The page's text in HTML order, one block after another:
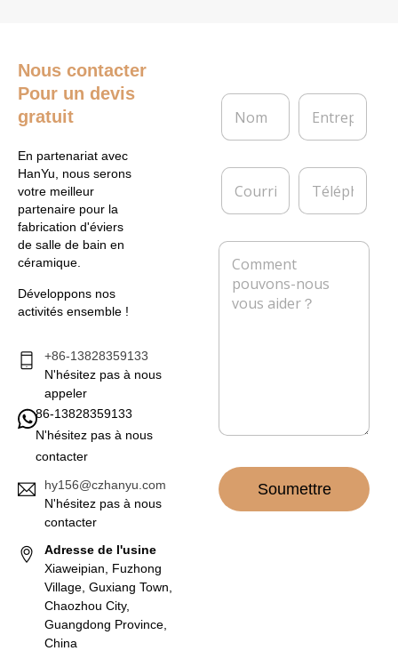
Nous contacter
Pour un devis
gratuit
En partenariat avec
HanYu, nous serons
votre meilleur
partenaire pour la
fabrication d'éviers
de salle de bain en
céramique.
Développons nos
activités ensemble !
+86-13828359133
N'hésitez pas à nous
appeler
86-13828359133
N'hésitez pas à nous
contacter
hy156@czhanyu.com
N'hésitez pas à nous
contacter
Adresse de l'usine
Xiaweipian, Fuzhong
Village, Guxiang Town,
Chaozhou City,
Guangdong Province,
China
N
m
E
t
e
C
u
r
T
l
p
n
e
M
Soumettre